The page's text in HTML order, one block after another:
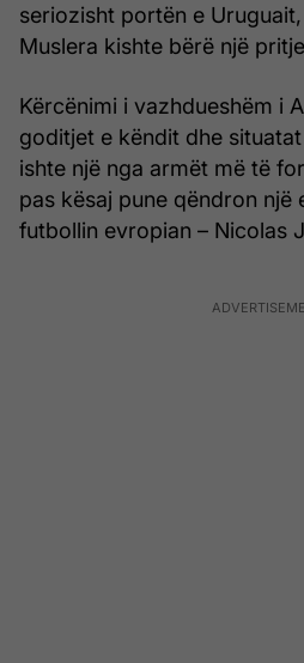
seriozisht portën e
Muslera kishte bërë një
Kërcënimi i vazhdueshëm i
goditjet e këndit dhe
ishte një nga armët më të
pas kësaj pune qëndron një
futbollin evropian – Nicolas